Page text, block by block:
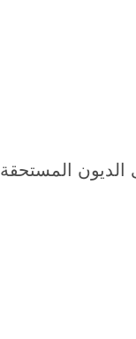
الديون المستحقة